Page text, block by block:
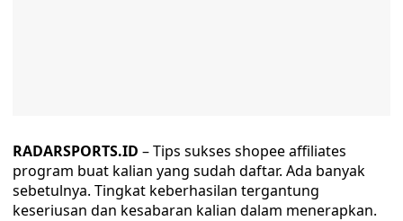
RADARSPORTS.ID – Tips sukses shopee affiliates
program buat kalian yang sudah daftar. Ada banyak
sebetulnya. Tingkat keberhasilan tergantung
keseriusan dan kesabaran kalian dalam menerapkan.